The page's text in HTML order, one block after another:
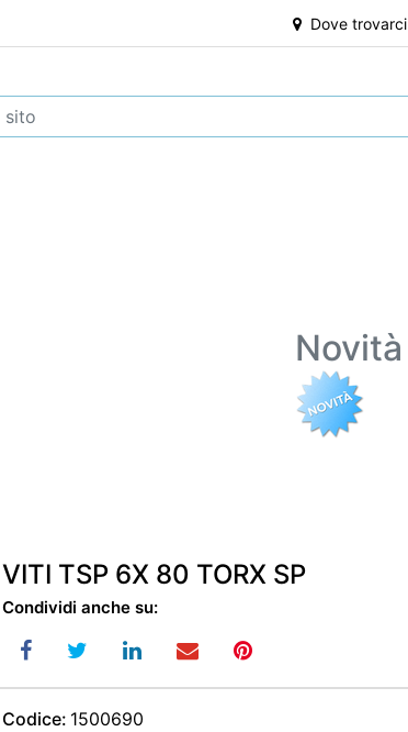
Dove trovarci
Novità
VITI TSP 6X 80 TORX SP
Condividi anche su:
Codice: 1500690